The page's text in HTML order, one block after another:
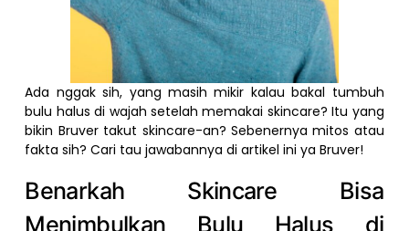
Ada nggak sih, yang masih mikir kalau bakal tumbuh
bulu halus di wajah setelah memakai skincare? Itu yang
bikin Bruver takut skincare-an? Sebenernya mitos atau
fakta sih? Cari tau jawabannya di artikel ini ya Bruver!
Benarkah Skincare Bisa
Menimbulkan Bulu Halus di